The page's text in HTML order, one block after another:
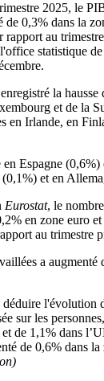
2025, le
de 0,3% dans la
au
statistique
la
et de la
en Irlande, en
Espagne
et en
Eurostat, le
en zone euro
au trimestre
a augmenté
l'évolution
sur les
de 1,1% dans
de 0,6% dans